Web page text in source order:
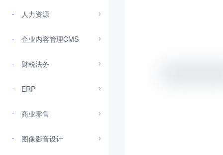
人力资源
企业内容管理CMS
财税法务
ERP
商业零售
图像影音设计